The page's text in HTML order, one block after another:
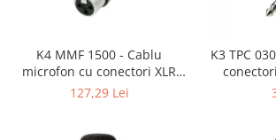
Boxe
Accesorii pentru boxe
Boxe Active
Moving head-uri – Spot
Ventilatoare
K4 MMF 1500 - Cablu
microfon cu conectori XLR
mama / XLR tata 3p REAN -
127,29 Lei
K3 TPC
mono / 2